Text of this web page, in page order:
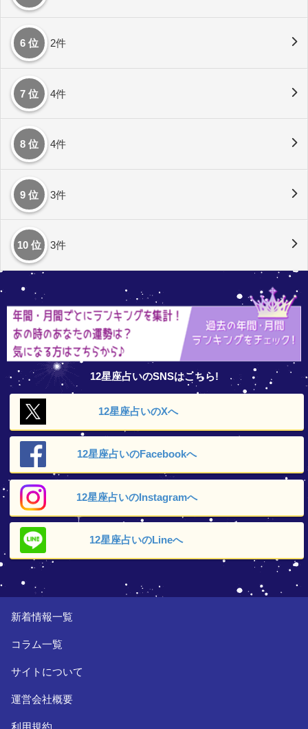
6 位 2件
7 位 4件
8 位 4件
9 位 3件
10 位 3件
12星座占いのSNSはこちら!
12星座占いのXへ
12星座占いのFacebookへ
12星座占いのInstagramへ
12星座占いのLineへ
新着情報一覧
コラム一覧
サイトについて
運営会社概要
利用規約